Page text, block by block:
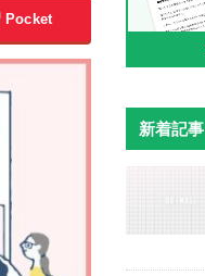
Pocket
新着記事